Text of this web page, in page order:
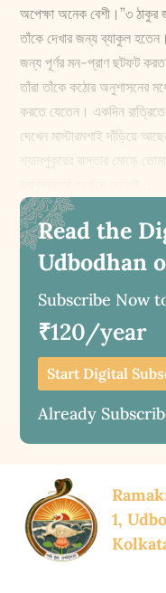
অপেক্ষা অনেক বেশী।”৩ ঠাকুর
তাঁকে দেখার জন্য ব্যাকুল
জন্য পূর্ণর মন-প্রাণ ছটফট
তাঁরা তাঁকে কঠোর অনুশাসনের
করতে যেতেন। একদিন
দেখেন মাস্টারমশাই দাঁড়িয়ে
শ্যামপুকুরের রাস্তার মোড়ে
Read the
Udbodhan
Subscribe Now
₹120/year
Start Digital
Already
1,